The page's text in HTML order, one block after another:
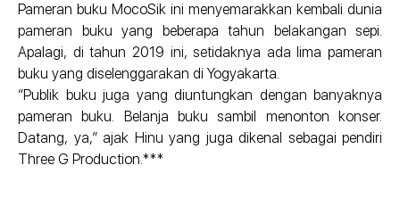
Pameran buku MocoSik ini menyemarakkan kembali dunia
pameran buku yang beberapa tahun belakangan sepi.
Apalagi, di tahun 2019 ini, setidaknya ada lima pameran
buku yang diselenggarakan di Yogyakarta.
“Publik buku juga yang diuntungkan dengan banyaknya
pameran buku. Belanja buku sambil menonton konser.
Datang, ya,” ajak Hinu yang juga dikenal sebagai pendiri
Three G Production.***